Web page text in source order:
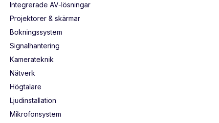
Integrerade AV-lösningar
Projektorer & skärmar
Bokningssystem
Signalhantering
Kamerateknik
Nätverk
Högtalare
Ljudinstallation
Mikrofonsystem